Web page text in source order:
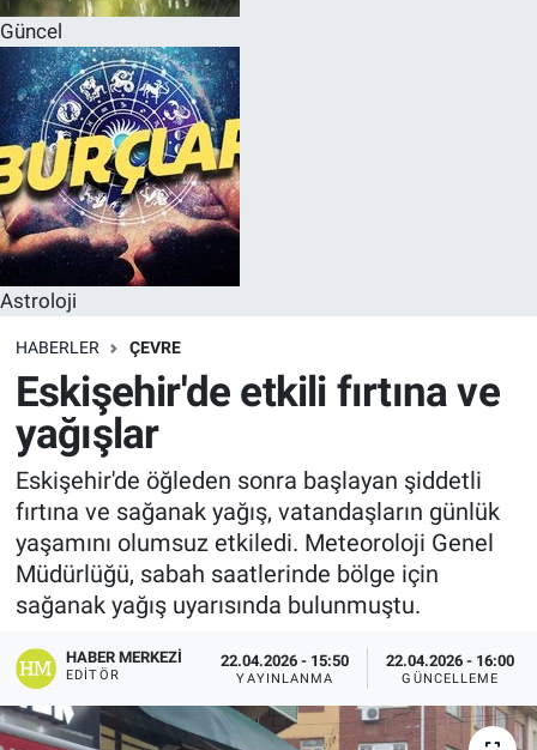
Güncel
Astroloji
HABERLER ÇEVRE
Eskişehir'de etkili fırtına ve
yağışlar
Eskişehir'de öğleden sonra başlayan şiddetli
fırtına ve sağanak yağış, vatandaşların günlük
yaşamını olumsuz etkiledi. Meteoroloji Genel
Müdürlüğü, sabah saatlerinde bölge için
sağanak yağış uyarısında bulunmuştu.
HABER MERKEZI
EDITÖR
22.04.2026 - 15:50
YAYINLANMA
22.04.2026 - 16:00
GÜNCELLEME